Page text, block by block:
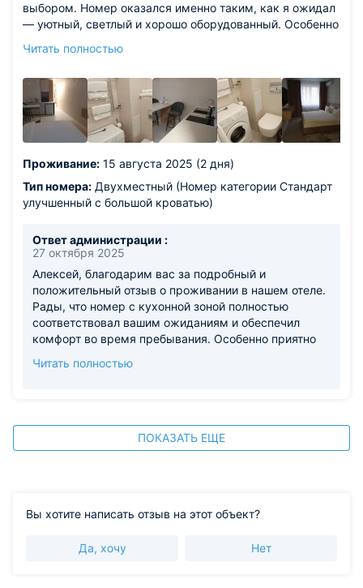
выбором. Номер оказался именно таким, как я ожидал
— уютный, светлый и хорошо оборудованный. Особенно
всем необходимым: плитой, раковиной, холодильником
простые блюда и экономить на питании в кафе.
Основная комната достаточно просторная, с удобной
кроватью и хорошим матрасом. Телевизор с плоским
экраном, Wi-Fi и кондиционер создавали все условия
Душевая комната чистая и хорошо оборудованная, с
современной душевой кабиной, феном и всеми
необходимыми туалетными принадлежностями. Уборка
вежлив. Отдельно хочу отметить расположение номера
— тихо, но при этом всё необходимое в шаговой
доступности. В номере всегда было чисто, постельное
бельё и полотенца меняли вовремя. В целом,
проживание оставило только положительные
впечатления. За свои деньги — более чем достойный
вариант. Рекомендую тем, кто ценит комфорт и
возможность самостоятельного приготовления пищи.
Читать полностью
Проживание: 15 августа 2025 (2 дня)
Тип номера: Двухместный (Номер категории Стандарт
улучшенный с большой кроватью)
Ответ администрации :
27 октября 2025
Алексей, благодарим вас за подробный и
положительный отзыв о проживании в нашем отеле.
Рады, что номер с кухонной зоной полностью
соответствовал вашим ожиданиям и обеспечил
комфорт во время пребывания. Особенно приятно
работа персонала оставили у вас хорошее
видеть вас снова! С уважением, Команда
авторского отеля "Золотое Сечение"
Читать полностью
ПОКАЗАТЬ ЕЩЕ
Вы хотите написать отзыв на этот объект?
Да, хочу Нет